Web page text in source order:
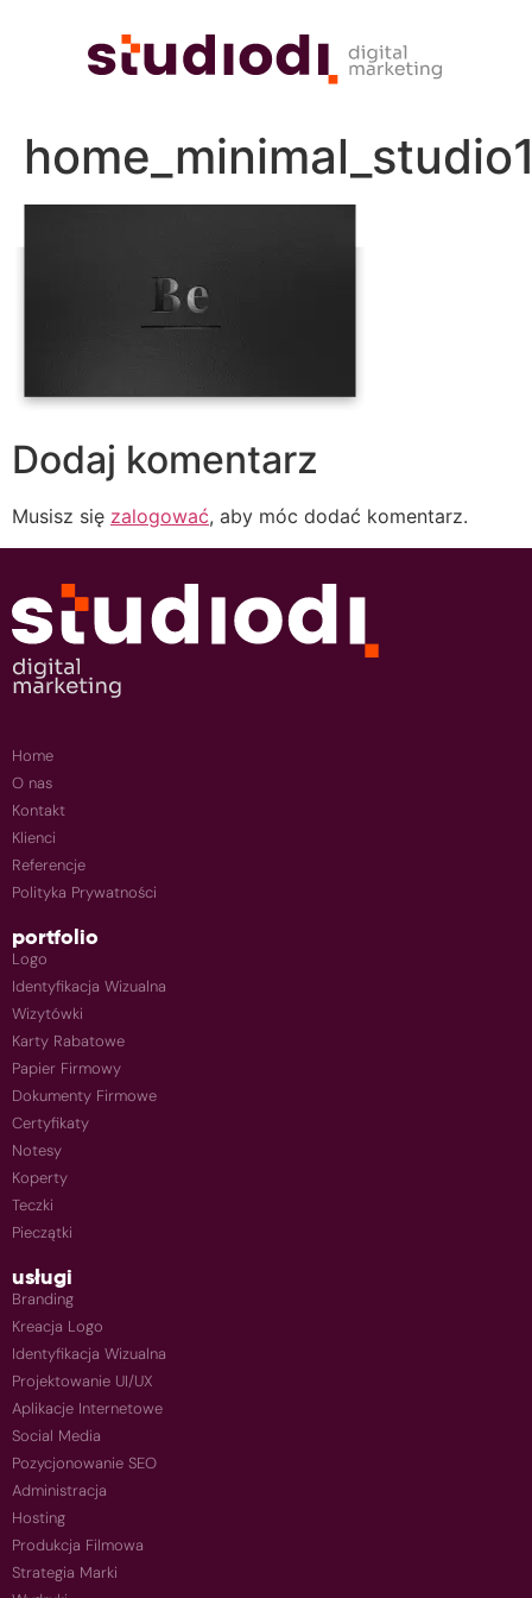
Dodaj komentarz
Musisz się zalogować, aby móc dodać komentarz.
Home
O nas
Kontakt
Klienci
Referencje
Polityka Prywatności
portfolio
Logo
Identyfikacja Wizualna
Wizytówki
Karty Rabatowe
Papier Firmowy
Dokumenty Firmowe
Certyfikaty
Notesy
Koperty
Teczki
Pieczątki
usługi
Branding
Kreacja Logo
Identyfikacja Wizualna
Projektowanie UI/UX
Aplikacje Internetowe
Social Media
Pozycjonowanie SEO
Administracja
Hosting
Produkcja Filmowa
Strategia Marki